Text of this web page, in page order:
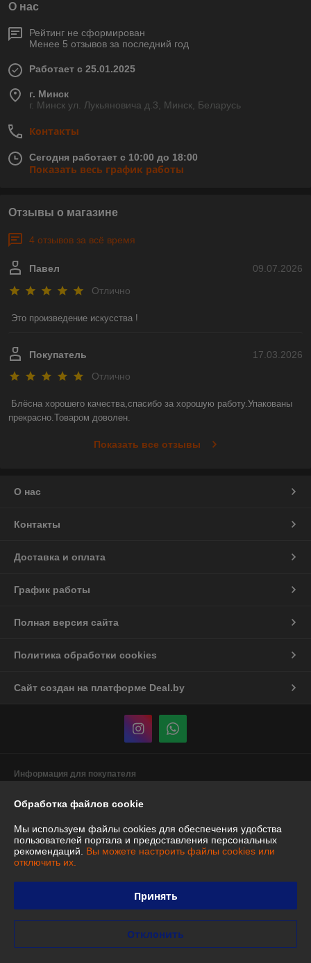
О нас
Рейтинг не сформирован
Менее 5 отзывов за последний год
Работает с 25.01.2025
г. Минск
г. Минск ул. Лукьяновича д.3, Минск, Беларусь
Контакты
Сегодня работает с 10:00 до 18:00
Показать весь график работы
Отзывы о магазине
4 отзывов за всё время
09.07.2026
Павел
Отлично
Это произведение искусства !
17.03.2026
Покупатель
Отлично
Блёсна хорошего качества,спасибо за хорошую работу.Упакованы
прекрасно.Товаром доволен.
Показать все отзывы
О нас
Контакты
Доставка и оплата
График работы
Полная версия сайта
Политика обработки cookies
Сайт создан на платформе Deal.by
Информация для покупателя
Дмитриевна
Регистрационный номер ЕГР: 193822686
УНП: 193822686
Регистрационный орган: Главное управление юстиции
Местонахождение книги жалоб и предложений: г. Минск ул.
Лукьяновича д.3
Обработка файлов cookie
Мы используем файлы cookies для обеспечения удобства
пользователей портала и предоставления персональных
рекомендаций. Вы можете настроить файлы cookies или
отключить их.
Принять
Отклонить